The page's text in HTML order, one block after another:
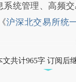
统管理、高频
沪深北交易所统
文共计965字 订阅后